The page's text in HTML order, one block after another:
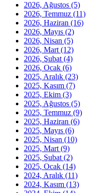
2026, Ağustos (5)
2026, Temmuz (11)
2026, Haziran (16)
2026, Mayıs (2)
2026, Nisan (5)
2026, Mart (12)
2026, Şubat (4)
2026, Ocak (6)
2025, Aralık (23)
2025, Kasım (7)
2025, Ekim (3)
2025, Ağustos (5)
2025, Temmuz (9)
2025, Haziran (6)
2025, Mayıs (6)
2025, Nisan (10)
2025, Mart (9)
2025, Şubat (2)
2025, Ocak (14)
2024, Aralık (11)
2024, Kasım (13)